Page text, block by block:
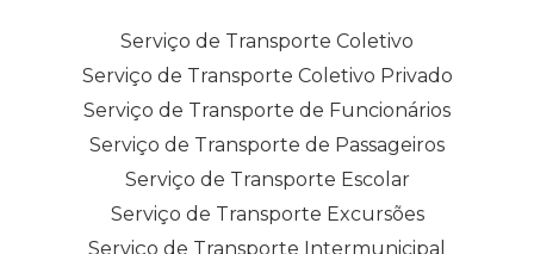
Serviço de Transporte Coletivo
Serviço de Transporte Coletivo Privado
Serviço de Transporte de Funcionários
Serviço de Transporte de Passageiros
Serviço de Transporte Escolar
Serviço de Transporte Excursões
Serviço de Transporte Intermunicipal